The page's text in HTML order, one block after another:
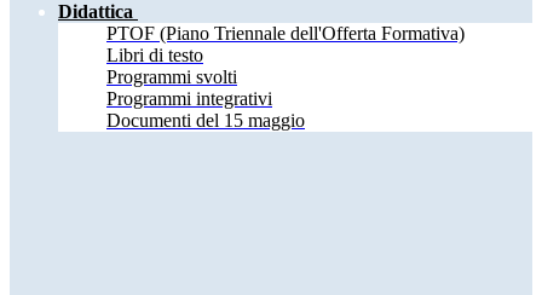
Didattica
PTOF (Piano Triennale dell'Offerta Formativa)
Libri di testo
Programmi svolti
Programmi integrativi
Documenti del 15 maggio